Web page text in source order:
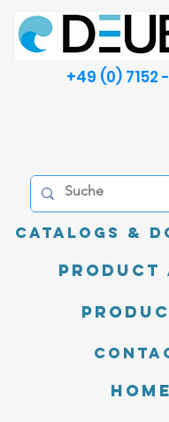
+49 (0) 7152
Catalogs &
product
Home